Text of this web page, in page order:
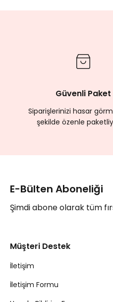
Güvenli Paket
Siparişlerinizi hasar
şekilde özenle
E-Bülten Aboneliği
Şimdi abone olarak tüm
Müşteri Destek
İletişim
İletişim Formu